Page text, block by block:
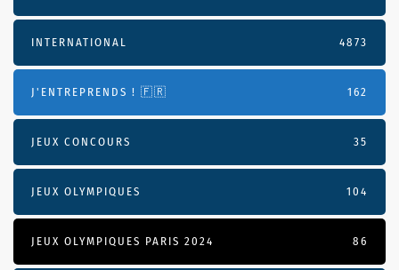
INTERNATIONAL 4873
J'ENTREPRENDS ! 🇫🇷 162
JEUX CONCOURS 35
JEUX OLYMPIQUES 104
JEUX OLYMPIQUES PARIS 2024 86